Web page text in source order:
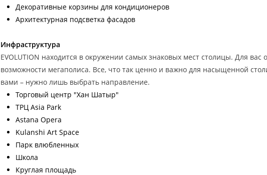
Декоративные корзины для кондиционеров
Архитектурная подсветка фасадов
Инфраструктура
EVOLUTION находится в окружении самых знаковых мест столицы. Для
возможности мегаполиса. Все, что так ценно и важно для насыщенной
вами – нужно лишь выбрать направление.
Торговый центр "Хан Шатыр"
ТРЦ Asia Park
Astana Opera
Kulanshi Art Space
Парк влюбленных
Школа
Круглая площадь